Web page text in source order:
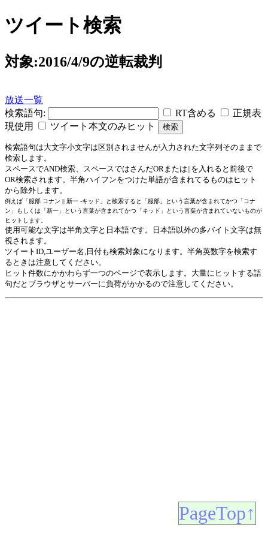
ツイート検索
対象:2016/4/9の逆転裁判
放送一覧
検索語句:
RT含める
正規表
現使用
ツイート本文のみヒット
検索語句は大文字小文字は区別されませんが入力された文字列そのままで
検索します。
スペースでAND検索、スペースではさんだORまたは||を入れると前後で
OR検索されます。半角ハイフンをつけた単語が含まれてるものはヒット
から除外します。
例えば「服部 コナン || 新一 -キッド」と検索すると「服部」という言葉が含まれてかつ「コナ
ン」もしくは「新一」という言葉が含まれてかつ「キッド」という言葉が含まれていないものが
ヒットします。
使用可能な文字は半角文字と日本語です。日本語以外の多バイト文字は無
視されます。
ツイートID,ユーザー名,日付も検索対象になります。半角英数字を検索す
るときは注意してください。
ヒット件数にかかわらず一つのページで表示します。大量にヒットする語
句だとブラウザとサーバーに負荷がかかるので注意してください。
PageTop↑